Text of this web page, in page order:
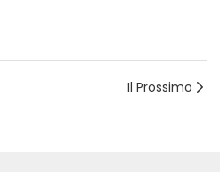
Il Prossimo